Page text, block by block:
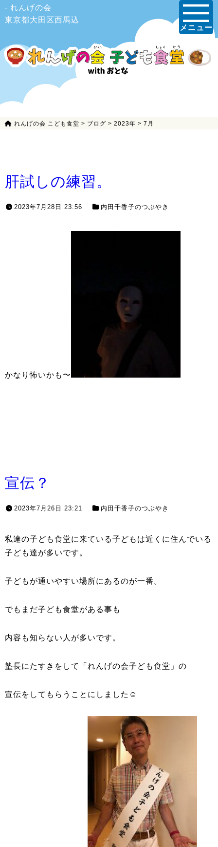
- れんげの会
東京都大田区西馬込
メニュー
れんげの会 こども食堂 > ブログ > 2023年 > 7月
肝試しの練習。
2023年7月28日 23:56 内田千香子のつぶやき
かなり怖いかも〜
宣伝？
2023年7月26日 23:21 内田千香子のつぶやき
私達の子ども食堂に来ている子どもは近くに住んでいる
子ども達が多いです。
子どもが通いやすい場所にあるのが一番。
でもまだ子ども食堂がある事も
内容も知らない人が多いです。
塾長にたすきをして「れんげの会子ども食堂」の
宣伝をしてもらうことにしました☺